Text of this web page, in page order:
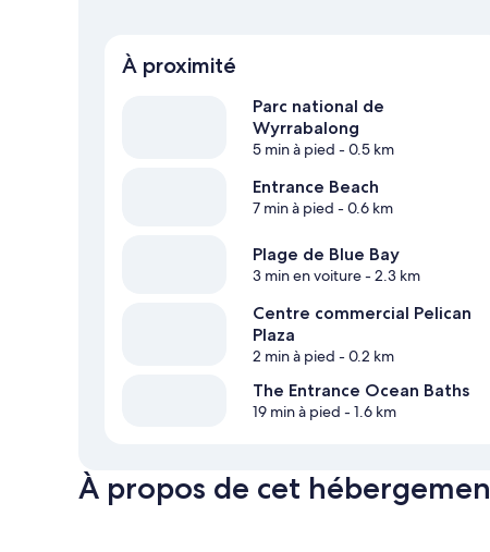
À proximité
Parc national de
Wyrrabalong
5 min à pied - 0.5 km
Entrance Beach
7 min à pied - 0.6 km
Plage de Blue Bay
3 min en voiture- 2.3 km
Centre commercial Pelican
Plaza
2 min à pied - 0.2 km
The Entrance Ocean Baths
19 min à pied - 1.6 km
À propos de cet